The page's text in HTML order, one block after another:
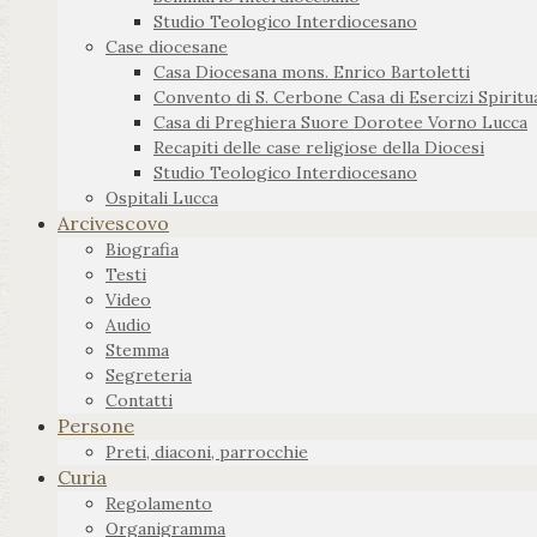
Studio Teologico Interdiocesano
Case diocesane
Casa Diocesana mons. Enrico Bartoletti
Convento di S. Cerbone Casa di Esercizi
Casa di Preghiera Suore Dorotee Vorno Lucca
Recapiti delle case religiose della Diocesi
Studio Teologico Interdiocesano
Ospitali Lucca
Arcivescovo
Biografia
Testi
Video
Audio
Stemma
Segreteria
Contatti
Persone
Preti, diaconi, parrocchie
Curia
Regolamento
Organigramma